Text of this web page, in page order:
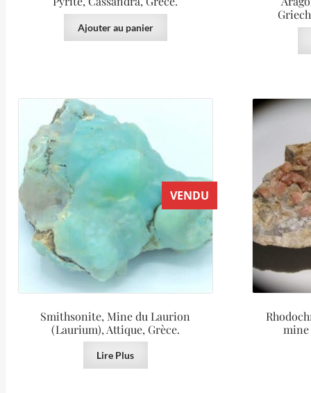
Ajouter au panier
VENDU
Smithsonite, Mine du Laurion
(Laurium), Attique, Grèce.
Lire Plus
mine